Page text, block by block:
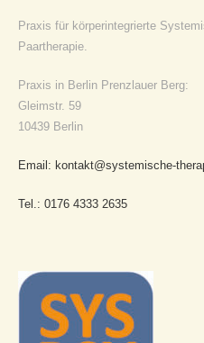
Praxis für körperintegrierte
Paartherapie.
Praxis in Berlin Prenzlauer Berg:
Gleimstr. 59
10439 Berlin
Email: kontakt@systemische-
Tel.: 0176 4333 2635